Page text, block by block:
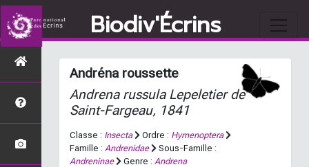
Biodiv'Écrins
Andréna roussette
Andrena russulaLepeletier de
Saint-Fargeau, 1841
Classe : Insecta Ordre : Hymenoptera
Famille : Andrenidae
Sous-Famille :
Andreninae
Genre : Andrena